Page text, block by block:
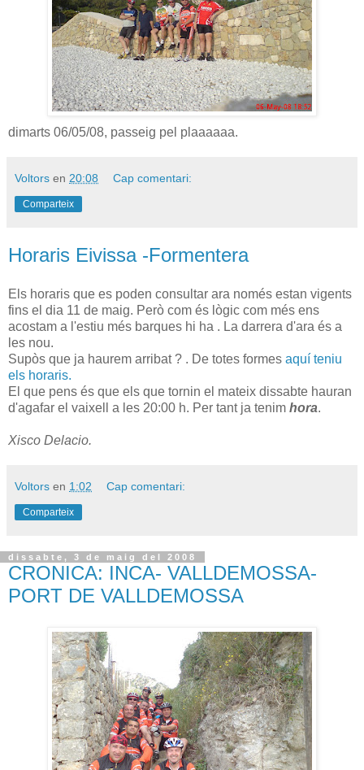
dimarts 06/05/08, passeig pel plaaaaaa.
Voltors en 20:08 Cap comentari:
Comparteix
Horaris Eivissa -Formentera
Els horaris que es poden consultar ara només estan vigents
fins el dia 11 de maig. Però com és lògic com més ens
acostam a l'estiu més barques hi ha . La darrera d'ara és a
les nou.
Supòs que ja haurem arribat ? . De totes formes aquí teniu
els horaris.
El que pens és que els que tornin el mateix dissabte hauran
d'agafar el vaixell a les 20:00 h. Per tant ja tenim hora.
Xisco Delacio.
Voltors en 1:02 Cap comentari:
Comparteix
dissabte, 3 de maig del 2008
CRONICA: INCA- VALLDEMOSSA-
PORT DE VALLDEMOSSA